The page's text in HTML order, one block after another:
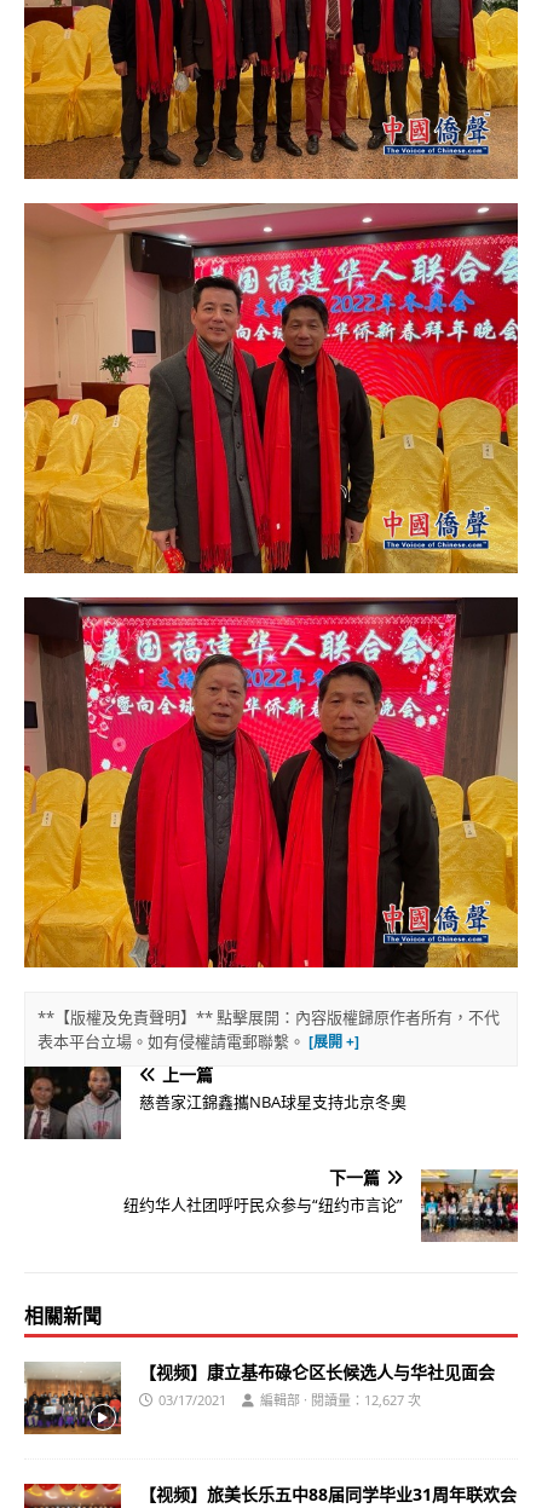
**【版權及免責聲明】** 點擊展開：內容版權歸原作者所有，不代
表本平台立場。如有侵權請電郵聯繫。
上一篇
慈善家江錦鑫攜NBA球星支持北京冬奧
下一篇
纽约华人社团呼吁民众参与“纽约市言论”
相關新聞
【视频】康立基布碌仑区长候选人与华社见面会
03/17/2021 編輯部 · 閱讀量：12,627 次
【视频】旅美长乐五中88届同学毕业31周年联欢会